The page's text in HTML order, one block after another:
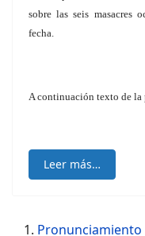
sobre las seis masacres
fecha.
A continuación texto de
Leer más…
Pronunciamiento